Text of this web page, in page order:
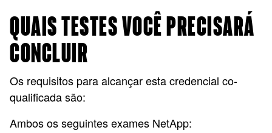
QUAIS TESTES VOCÊ PRECISARÁ
CONCLUIR
Os requisitos para alcançar esta credencial co-
qualificada são:
Ambos os seguintes exames NetApp: